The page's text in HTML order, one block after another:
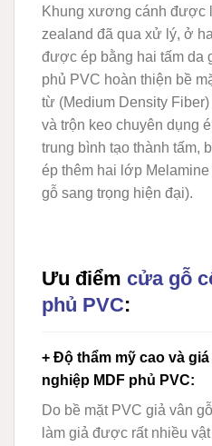
Khung xương cánh được
zealand đã qua xử lý, ở
được ép bằng hai tấm da
phủ PVC hoàn thiện bề
từ (Medium Density
và trộn keo chuyên dụng
trung bình tạo thành tấm,
ép thêm hai lớp
gỗ sang trọng hiện đại).
Ưu điểm cửa gỗ
phủ PVC:
+ Độ thẩm mỹ cao và
nghiệp MDF phủ PVC:
Do bề mặt PVC giả vân
làm giả được rất nhiều